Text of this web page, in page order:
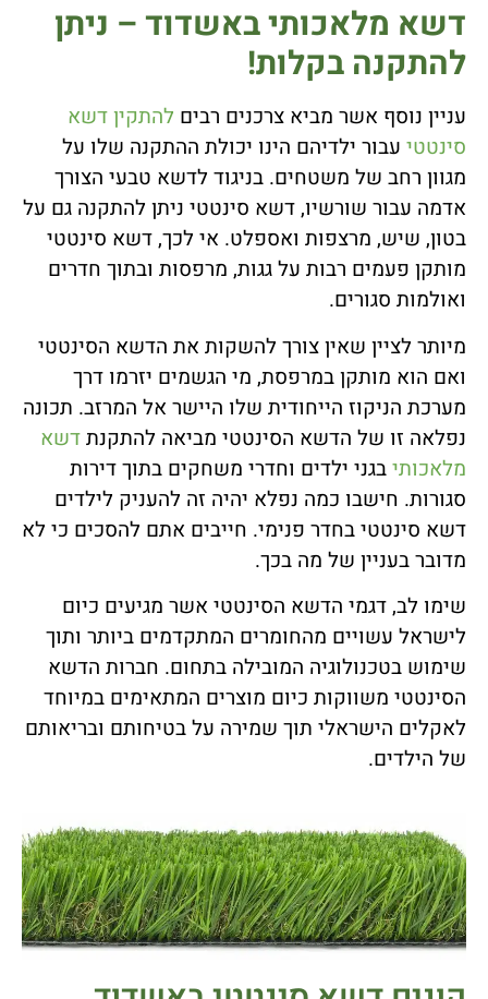
דשא מלאכותי באשדוד – ניתן
להתקנה בקלות!
עניין נוסף אשר מביא צרכנים רבים להתקין דשא
סינטטי עבור ילדיהם הינו יכולת ההתקנה שלו על
מגוון רחב של משטחים. בניגוד לדשא טבעי הצורך
אדמה עבור שורשיו, דשא סינטטי ניתן להתקנה גם על
בטון, שיש, מרצפות ואספלט. אי לכך, דשא סינטטי
מותקן פעמים רבות על גגות, מרפסות ובתוך חדרים
ואולמות סגורים.
מיותר לציין שאין צורך להשקות את הדשא הסינטטי
ואם הוא מותקן במרפסת, מי הגשמים יזרמו דרך
מערכת הניקוז הייחודית שלו היישר אל המרזב. תכונה
נפלאה זו של הדשא הסינטטי מביאה להתקנתדשא
מלאכותיבגני ילדים וחדרי משחקים בתוך דירות
סגורות. חישבו כמה נפלא יהיה זה להעניק לילדים
דשא סינטטי בחדר פנימי. חייבים אתם להסכים כי לא
מדובר בעניין של מה בכך.
שימו לב, דגמי הדשא הסינטטי אשר מגיעים כיום
לישראל עשויים מהחומרים המתקדמים ביותר ותוך
שימוש בטכנולוגיה המובילה בתחום. חברות הדשא
הסינטטי משווקות כיום מוצרים המתאימים במיוחד
לאקלים הישראלי תוך שמירה על בטיחותם ובריאותם
של הילדים.